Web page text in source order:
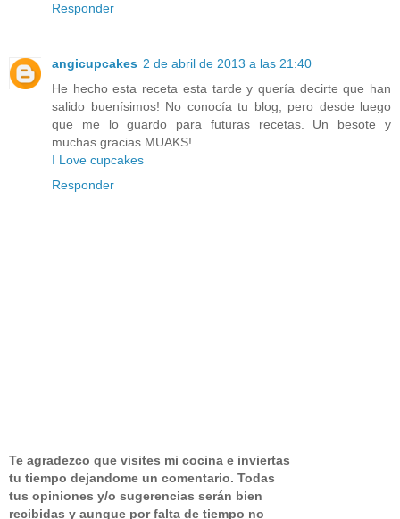
Responder
angicupcakes 2 de abril de 2013 a las 21:40
He hecho esta receta esta tarde y quería decirte que han
salido buenísimos! No conocía tu blog, pero desde luego
que me lo guardo para futuras recetas. Un besote y
muchas gracias MUAKS!
I Love cupcakes
Responder
Te agradezco que visites mi cocina e inviertas
tu tiempo dejandome un comentario. Todas
tus opiniones y/o sugerencias serán bien
recibidas y aunque por falta de tiempo no